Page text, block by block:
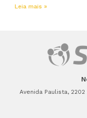
Leia mais »
Avenida Paulista,